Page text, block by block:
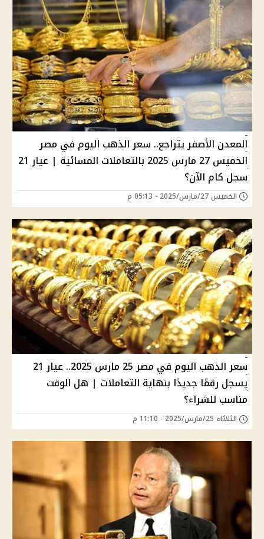
المعدن الأصفر يتراجع.. سعر الذهب اليوم في مصر
الخميس 27 مارس 2025 بالتعاملات المسائية | عيار 21
سجل كام الآن؟
الخميس 27/مارس/2025 - 05:13 م
سعر الذهب اليوم في مصر 25 مارس 2025.. عيار 21
يسجل رقمًا جديدًا بنهاية التعاملات | هل الوقت
مناسب للشراء؟
الثلاثاء 25/مارس/2025 - 11:10 م